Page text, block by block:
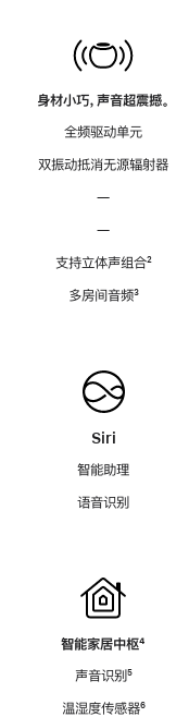
身材小巧，声音超震撼。
全频驱动单元
双振动抵消无源辐射器
—
—
支持立体声组合脚
²
多房间音频脚
³
Siri
智能助理
语音识别
智能家居中枢脚
⁴
声音识别脚
⁵
温湿度传感器脚
⁶